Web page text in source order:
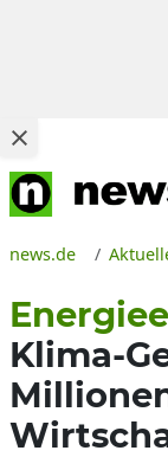
news.de
Klima-